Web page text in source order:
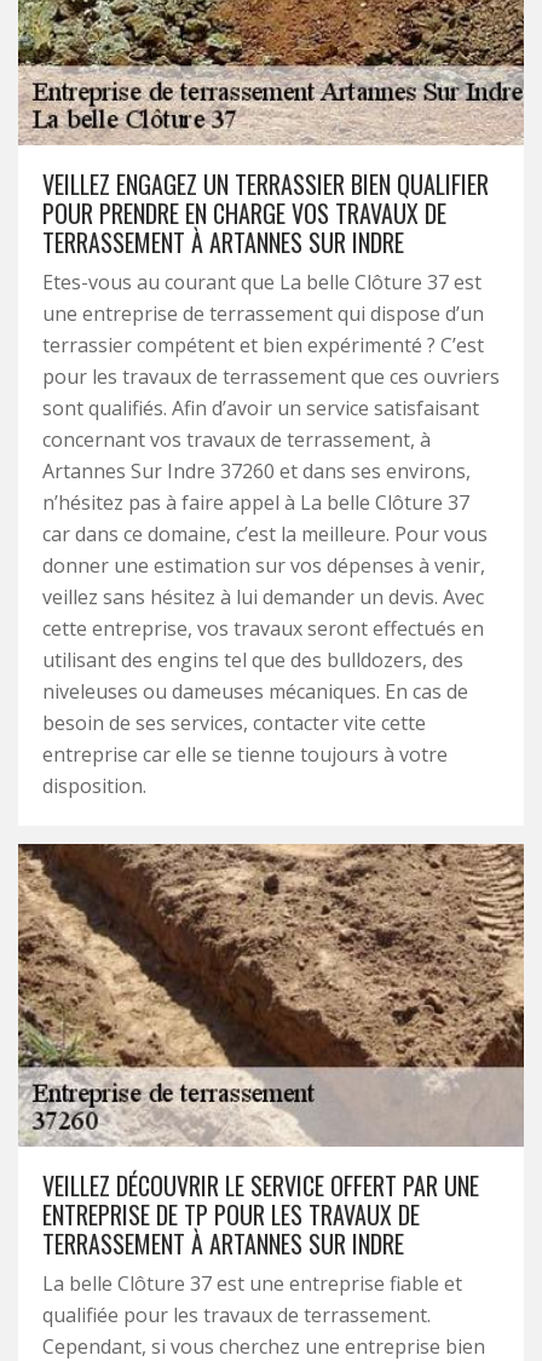
VEILLEZ ENGAGEZ UN TERRASSIER BIEN QUALIFIER
POUR PRENDRE EN CHARGE VOS TRAVAUX DE
TERRASSEMENT À ARTANNES SUR INDRE
Etes-vous au courant que La belle Clôture 37 est
une entreprise de terrassement qui dispose d’un
terrassier compétent et bien expérimenté ? C’est
pour les travaux de terrassement que ces ouvriers
sont qualifiés. Afin d’avoir un service satisfaisant
concernant vos travaux de terrassement, à
Artannes Sur Indre 37260 et dans ses environs,
n’hésitez pas à faire appel à La belle Clôture 37
car dans ce domaine, c’est la meilleure. Pour vous
donner une estimation sur vos dépenses à venir,
veillez sans hésitez à lui demander un devis. Avec
cette entreprise, vos travaux seront effectués en
utilisant des engins tel que des bulldozers, des
niveleuses ou dameuses mécaniques. En cas de
besoin de ses services, contacter vite cette
entreprise car elle se tienne toujours à votre
disposition.
VEILLEZ DÉCOUVRIR LE SERVICE OFFERT PAR UNE
ENTREPRISE DE TP POUR LES TRAVAUX DE
TERRASSEMENT À ARTANNES SUR INDRE
La belle Clôture 37 est une entreprise fiable et
qualifiée pour les travaux de terrassement.
Cependant, si vous cherchez une entreprise bien